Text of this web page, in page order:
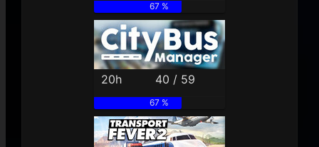
67 %
20h 40 / 59
67 %